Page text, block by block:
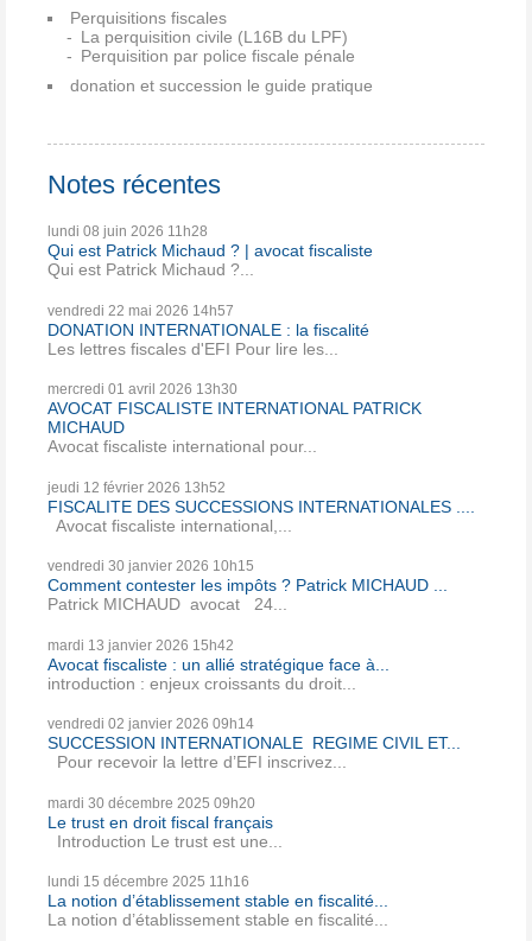
Perquisitions fiscales
La perquisition civile (L16B du LPF)
Perquisition par police fiscale pénale
donation et succession le guide pratique
Notes récentes
lundi 08 juin 2026 11h28
Qui est Patrick Michaud ? | avocat fiscaliste
Qui est Patrick Michaud ?...
vendredi 22 mai 2026 14h57
DONATION INTERNATIONALE : la fiscalité
Les lettres fiscales d'EFI Pour lire les...
mercredi 01 avril 2026 13h30
AVOCAT FISCALISTE INTERNATIONAL PATRICK
MICHAUD
Avocat fiscaliste international pour...
jeudi 12 février 2026 13h52
FISCALITE DES SUCCESSIONS INTERNATIONALES ....
Avocat fiscaliste international,...
vendredi 30 janvier 2026 10h15
Comment contester les impôts ? Patrick MICHAUD ...
Patrick MICHAUD avocat 24...
mardi 13 janvier 2026 15h42
Avocat fiscaliste : un allié stratégique face à...
introduction : enjeux croissants du droit...
vendredi 02 janvier 2026 09h14
SUCCESSION INTERNATIONALE REGIME CIVIL ET...
Pour recevoir la lettre d’EFI inscrivez...
mardi 30 décembre 2025 09h20
Le trust en droit fiscal français
Introduction Le trust est une...
lundi 15 décembre 2025 11h16
La notion d’établissement stable en fiscalité...
La notion d’établissement stable en fiscalité...